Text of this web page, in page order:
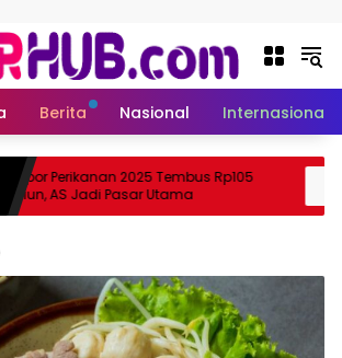
Berita Nasional Internasional
Perikanan 2025 Tembus Rp105
AS Jadi Pasar Utama